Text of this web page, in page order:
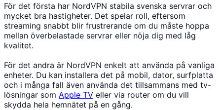
För det första har NordVPN stabila svenska servrar och
mycket bra hastigheter. Det spelar roll, eftersom
streaming snabbt blir frustrerande om du måste hoppa
mellan överbelastade servrar eller nöja dig med låg
kvalitet.
För det andra är NordVPN enkelt att använda på vanliga
enheter. Du kan installera det på mobil, dator, surfplatta
och i många fall även använda det tillsammans med tv-
lösningar som Apple TV eller via router om du vill
skydda hela hemnätet på en gång.